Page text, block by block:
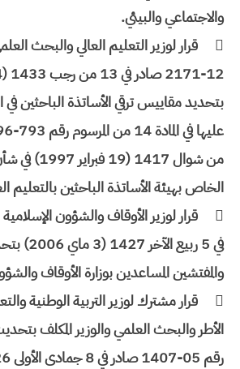
والاجتماعي والبيئي.

قرار لوزير التعليم العالي والبحث
بتحديد مقاييس ترقي الأساتذة الباحثين
من شوال 1417
الخاص بهيئة الأساتذة الباحثين بالتعليم

في 5 ربيع
والمفتشين المساعدين بوزارة الأوقاف

قرار مشترك لوزير التربية الوطنية
الأطر والبحث العلمي والوزير المكلف